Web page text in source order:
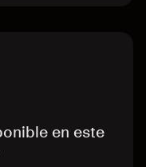
en este